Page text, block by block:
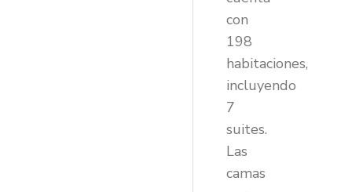
con
198
habitaciones,
incluyendo
7
suites.
Las
camas